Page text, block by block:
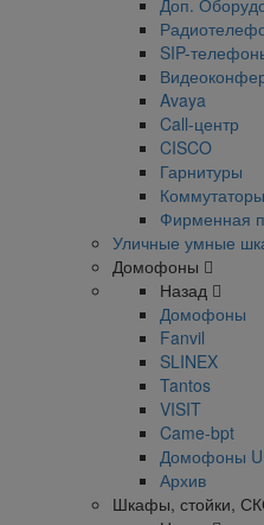
Доп.
SIP-
Avaya
Call-центр
CISCO
Гарнитуры
Коммутаторы
Фирменная
Уличные умные
Домофоны
Назад
Домофоны
Fanvil
SLINEX
Tantos
VISIT
Came-bpt
Домофоны
Архив
Шкафы, стойки,